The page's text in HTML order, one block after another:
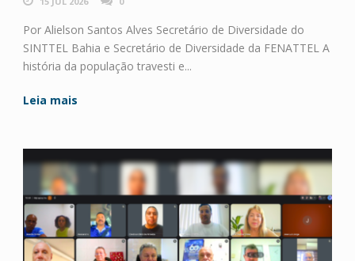
Por Alielson Santos Alves Secretário de Diversidade do
SINTTEL Bahia e Secretário de Diversidade da FENATTEL A
história da população travesti e...
Leia mais